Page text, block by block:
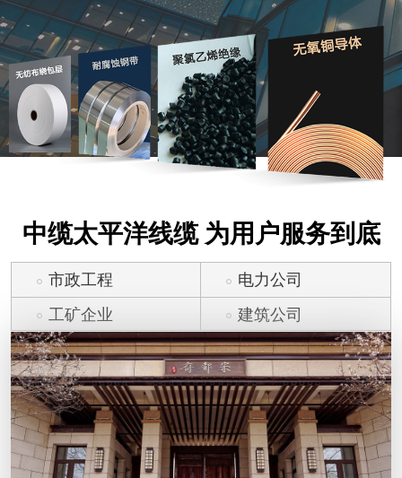
中缆太平洋线缆 为用户服务到底
市政工程
电力公司
工矿企业
建筑公司